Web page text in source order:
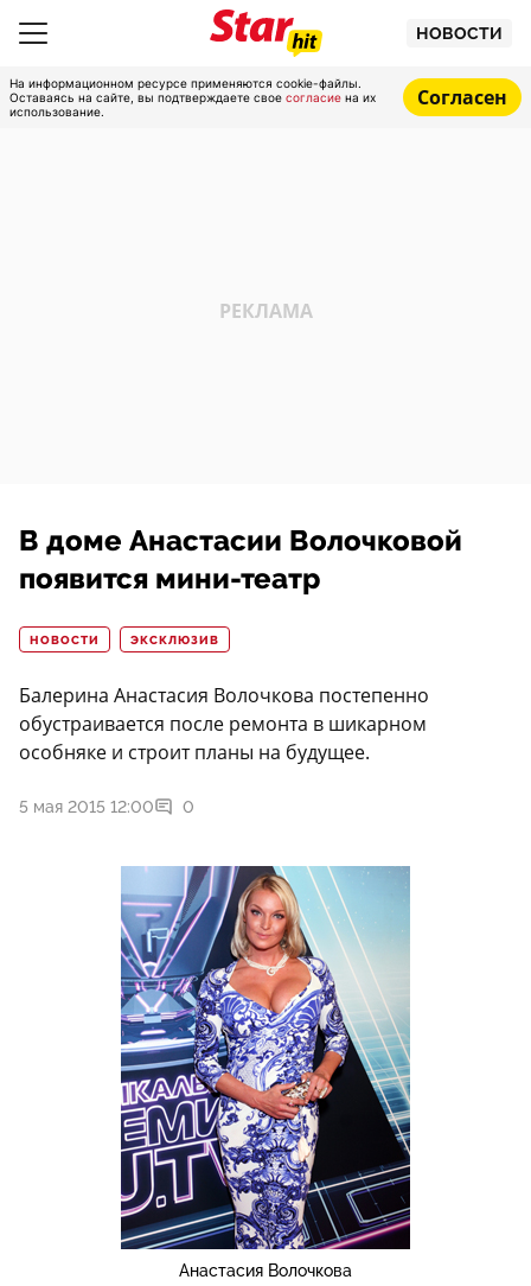
НОВОСТИ
На информационном ресурсе применяются cookie-файлы.
Оставаясь на сайте, вы подтверждаете свое согласие на их
использование.
Согласен
В доме Анастасии Волочковой
появится мини-театр
НОВОСТИ ЭКСКЛЮЗИВ
Балерина Анастасия Волочкова постепенно
обустраивается после ремонта в шикарном
особняке и строит планы на будущее.
5 мая 2015 12:00 0
Анастасия Волочкова